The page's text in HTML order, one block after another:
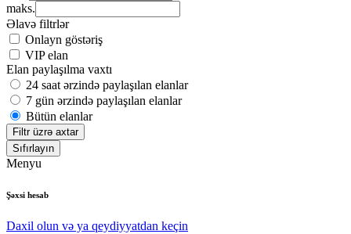
maks.
Əlavə filtrlər
Onlayn göstəriş
VIP elan
Elan paylaşılma vaxtı
24 saat ərzində paylaşılan elanlar
7 gün ərzində paylaşılan elanlar
Bütün elanlar
Filtr üzrə axtar
Sıfırlayın
Menyu
Şəxsi hesab
Daxil olun və ya qeydiyyatdan keçin